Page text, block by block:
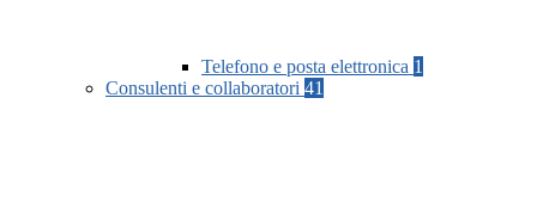
Telefono e posta elettronica 1
Consulenti e collaboratori 41